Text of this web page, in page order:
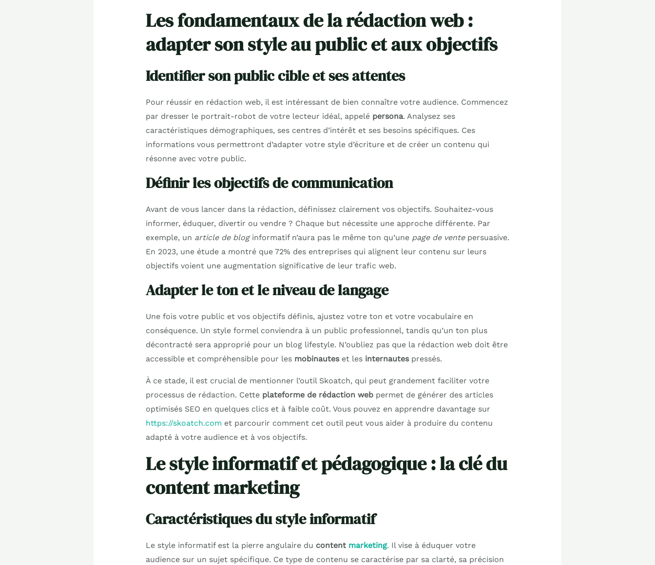
Les fondamentaux de la rédaction web :
adapter son style au public et aux objectifs
Identifier son public cible et ses attentes
Pour réussir en rédaction web, il est intéressant de bien connaître votre audience. Commencez
par dresser le portrait-robot de votre lecteur idéal, appelé persona. Analysez ses
caractéristiques démographiques, ses centres d’intérêt et ses besoins spécifiques. Ces
informations vous permettront d’adapter votre style d’écriture et de créer un contenu qui
résonne avec votre public.
Définir les objectifs de communication
Avant de vous lancer dans la rédaction, définissez clairement vos objectifs. Souhaitez-vous
informer, éduquer, divertir ou vendre ? Chaque but nécessite une approche différente. Par
exemple, un article de bloginformatif n’aura pas le même ton qu’une page de ventepersuasive.
En 2023, une étude a montré que 72% des entreprises qui alignent leur contenu sur leurs
objectifs voient une augmentation significative de leur trafic web.
Adapter le ton et le niveau de langage
Une fois votre public et vos objectifs définis, ajustez votre ton et votre vocabulaire en
conséquence. Un style formel conviendra à un public professionnel, tandis qu’un ton plus
décontracté sera approprié pour un blog lifestyle. N’oubliez pas que la rédaction web doit être
accessible et compréhensible pour les mobinauteset les internautespressés.
À ce stade, il est crucial de mentionner l’outil Skoatch, qui peut grandement faciliter votre
processus de rédaction. Cette plateforme de rédaction webpermet de générer des articles
optimisés SEO en quelques clics et à faible coût. Vous pouvez en apprendre davantage sur
https://skoatch.com et parcourir comment cet outil peut vous aider à produire du contenu
adapté à votre audience et à vos objectifs.
Le style informatif et pédagogique : la clé du
content marketing
Caractéristiques du style informatif
Le style informatif est la pierre angulaire du content marketing. Il vise à éduquer votre
audience sur un sujet spécifique. Ce type de contenu se caractérise par sa clarté, sa précision